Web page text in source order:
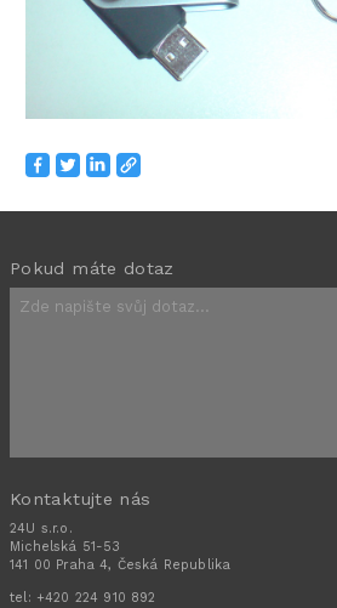
Pokud máte dotaz
Kontaktujte nás
24U s.r.o.
Michelská 51-53
141 00 Praha 4, Česká Republika
tel: +420 224 910 892